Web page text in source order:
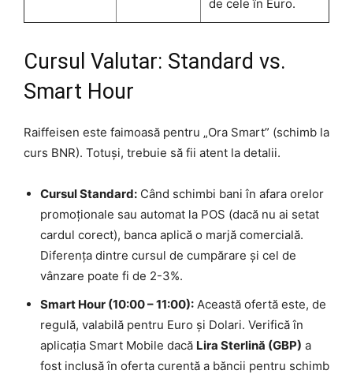
de cele în Euro.
Cursul Valutar: Standard vs.
Smart Hour
Raiffeisen este faimoasă pentru „Ora Smart” (schimb la
curs BNR). Totuși, trebuie să fii atent la detalii.
Cursul Standard: Când schimbi bani în afara orelor
promoționale sau automat la POS (dacă nu ai setat
cardul corect), banca aplică o marjă comercială.
Diferența dintre cursul de cumpărare și cel de
vânzare poate fi de 2-3%.
Smart Hour (10:00 – 11:00): Această ofertă este, de
regulă, valabilă pentru Euro și Dolari. Verifică în
aplicația Smart Mobile dacă Lira Sterlină (GBP) a
fost inclusă în oferta curentă a băncii pentru schimb